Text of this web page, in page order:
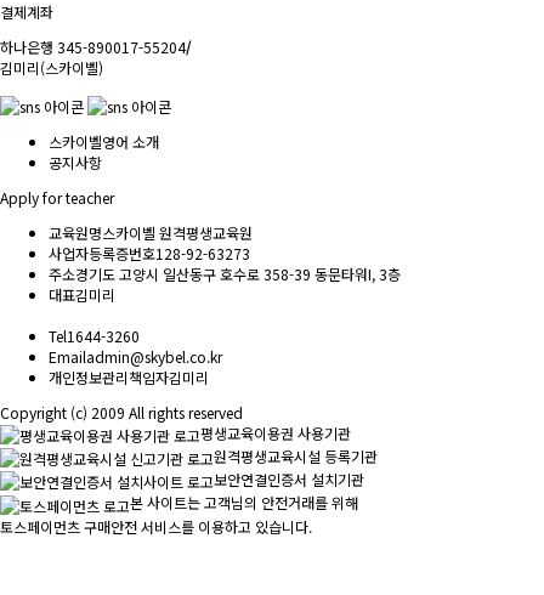
결제계좌
하나은행 345-890017-55204/
김미리(스카이벨)
스카이벨영어 소개
공지사항
Apply for teacher
교육원명스카이벨 원격평생교육원
사업자등록증번호128-92-63273
주소경기도 고양시 일산동구 호수로 358-39 동문타워I, 3층
대표김미리
Tel1644-3260
Emailadmin@skybel.co.kr
개인정보관리책임자김미리
Copyright (c) 2009 All rights reserved
평생교육이용권 사용기관
원격평생교육시설 등록기관
보안연결인증서 설치기관
본 사이트는 고객님의 안전거래를 위해
토스페이먼츠 구매안전 서비스를 이용하고 있습니다.